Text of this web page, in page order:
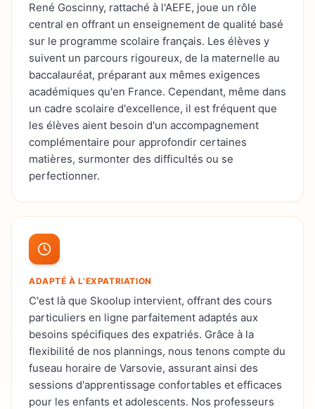
René Goscinny, rattaché à l'AEFE, joue un rôle
central en offrant un enseignement de qualité basé
sur le programme scolaire français. Les élèves y
suivent un parcours rigoureux, de la maternelle au
baccalauréat, préparant aux mêmes exigences
académiques qu'en France. Cependant, même dans
un cadre scolaire d'excellence, il est fréquent que
les élèves aient besoin d'un accompagnement
complémentaire pour approfondir certaines
matières, surmonter des difficultés ou se
perfectionner.
ADAPTÉ À L'EXPATRIATION
C'est là que Skoolup intervient, offrant des cours
particuliers en ligne parfaitement adaptés aux
besoins spécifiques des expatriés. Grâce à la
flexibilité de nos plannings, nous tenons compte du
fuseau horaire de Varsovie, assurant ainsi des
sessions d'apprentissage confortables et efficaces
pour les enfants et adolescents. Nos professeurs